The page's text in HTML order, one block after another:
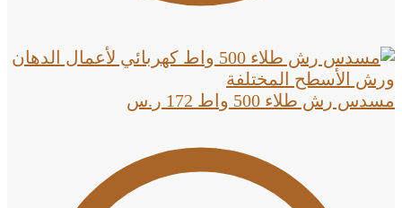
مسدس رش طلاء 500 واط 172 ر.س